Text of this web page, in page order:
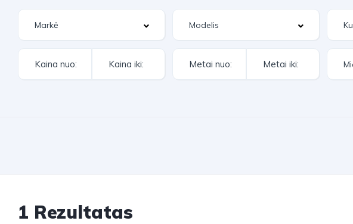
1 Rezultatas